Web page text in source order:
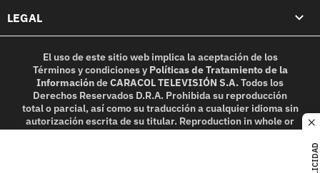
LEGAL
El uso de este sitio web implica la aceptación de los
Términos y condicionesy Políticas de Tratamiento de la
InformacióndeCARACOL TELEVISIÓN S.A.Todos los
Derechos Reservados D.R.A. Prohibida su reproducción
total o parcial, así como su traducción a cualquier idioma sin
autorización escrita de su titular. Reproduction in whole or
in part, or translation without written permission is